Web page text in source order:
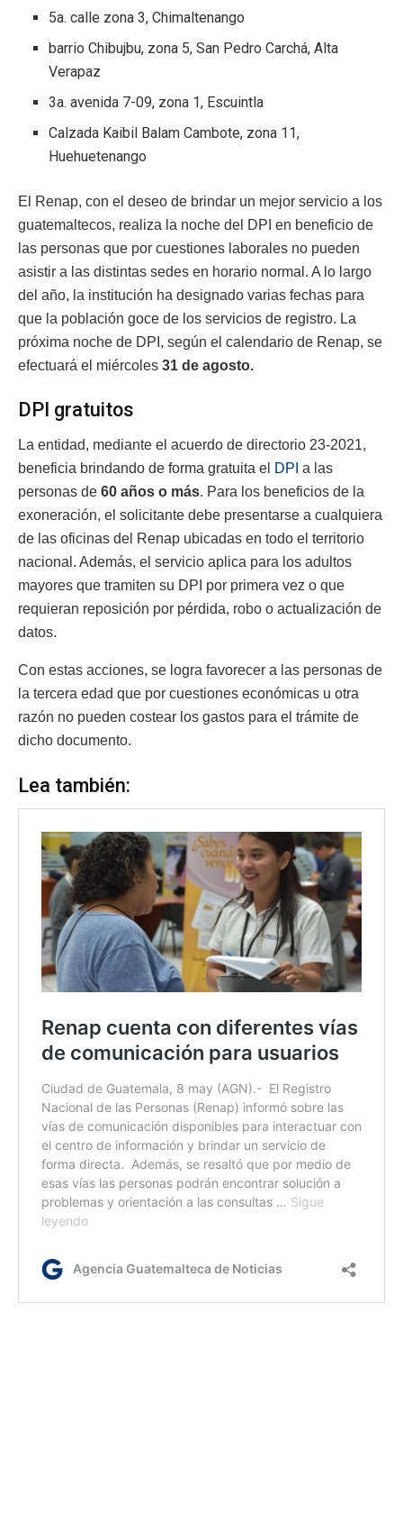
5a. calle zona 3, Chimaltenango
barrio Chibujbu, zona 5, San Pedro Carchá, Alta
Verapaz
3a. avenida 7-09, zona 1, Escuintla
Calzada Kaibil Balam Cambote, zona 11,
Huehuetenango
El Renap, con el deseo de brindar un mejor servicio a los
guatemaltecos, realiza la noche del DPI en beneficio de
las personas que por cuestiones laborales no pueden
asistir a las distintas sedes en horario normal. A lo largo
del año, la institución ha designado varias fechas para
que la población goce de los servicios de registro. La
próxima noche de DPI, según el calendario de Renap, se
efectuará el miércoles 31 de agosto.
DPI gratuitos
La entidad, mediante el acuerdo de directorio 23-2021,
beneficia brindando de forma gratuita el DPI a las
personas de 60 años o más. Para los beneficios de la
exoneración, el solicitante debe presentarse a cualquiera
de las oficinas del Renap ubicadas en todo el territorio
nacional. Además, el servicio aplica para los adultos
mayores que tramiten su DPI por primera vez o que
requieran reposición por pérdida, robo o actualización de
datos.
Con estas acciones, se logra favorecer a las personas de
la tercera edad que por cuestiones económicas u otra
razón no pueden costear los gastos para el trámite de
dicho documento.
Lea también: